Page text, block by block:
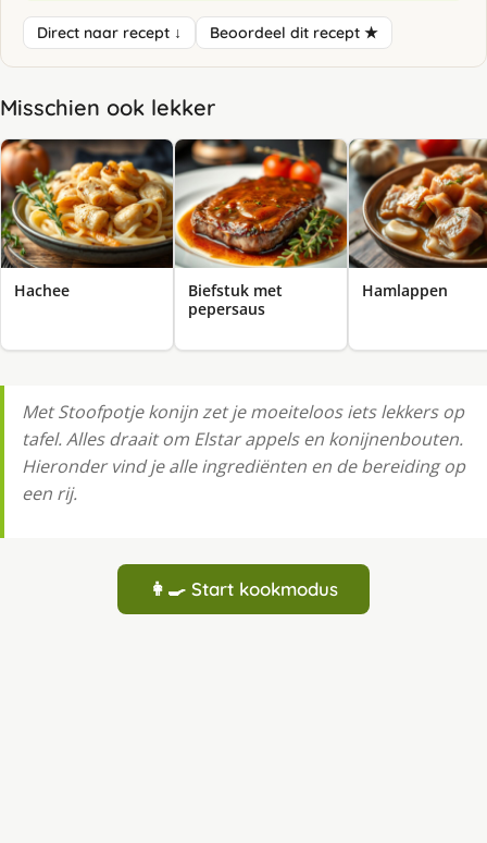
Direct naar recept ↓ Beoordeel dit recept ★
Misschien ook lekker
Hachee
Biefstuk met
pepersaus
Hamlappen
Met Stoofpotje konijn zet je moeiteloos iets lekkers op
tafel. Alles draait om Elstar appels en konijnenbouten.
Hieronder vind je alle ingrediënten en de bereiding op
een rij.
👩‍🍳 Start kookmodus